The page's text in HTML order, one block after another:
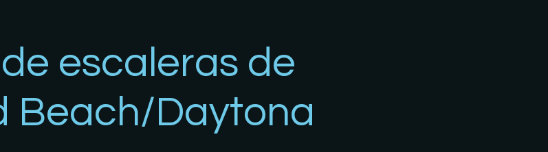
escaleras de
Beach/Daytona